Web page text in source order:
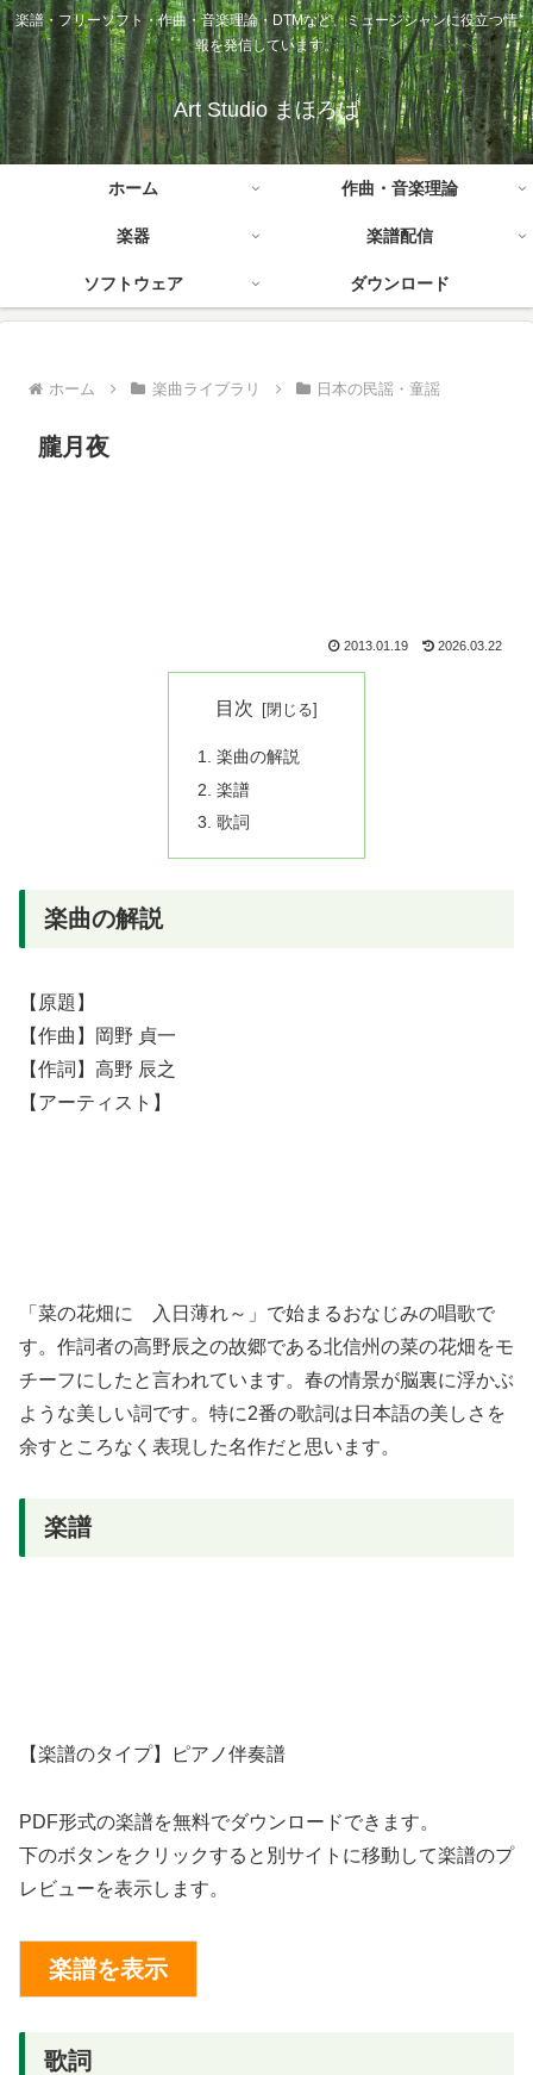
楽譜・フリーソフト・作曲・音楽理論・DTMなど、ミュージシャンに役立つ情
報を発信しています。
Art Studio まほろば
ホーム 作曲・音楽理論
楽器 楽譜配信
ソフトウェア ダウンロード
ホーム 楽曲ライブラリ 日本の民謡・童謡
朧月夜
2013.01.19 2026.03.22
目次
楽曲の解説
楽譜
歌詞
楽曲の解説
【原題】
【作曲】岡野 貞一
【作詞】高野 辰之
【アーティスト】
「菜の花畑に 入日薄れ～」で始まるおなじみの唱歌で
す。作詞者の高野辰之の故郷である北信州の菜の花畑をモ
チーフにしたと言われています。春の情景が脳裏に浮かぶ
ような美しい詞です。特に2番の歌詞は日本語の美しさを
余すところなく表現した名作だと思います。
楽譜
【楽譜のタイプ】ピアノ伴奏譜
PDF形式の楽譜を無料でダウンロードできます。
下のボタンをクリックすると別サイトに移動して楽譜のプ
レビューを表示します。
歌詞